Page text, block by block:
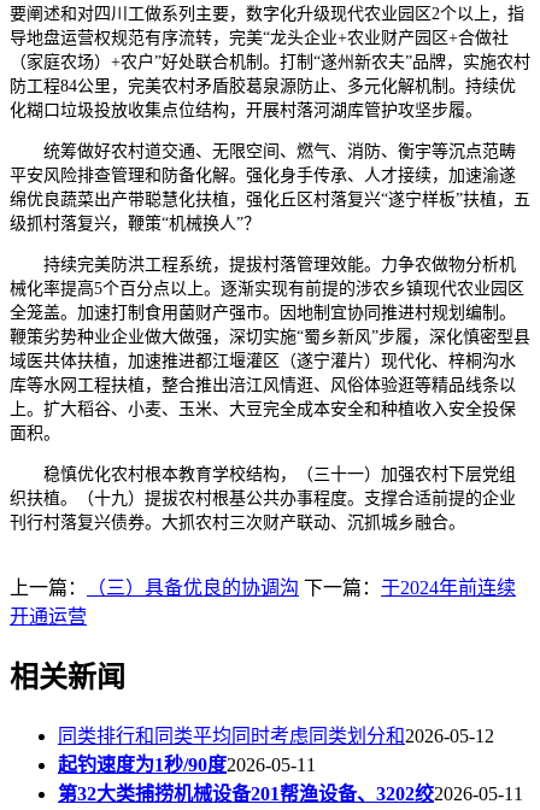
要阐述和对四川工做系列主要，数字化升级现代农业园区2个以上，指
导地盘运营权规范有序流转，完美“龙头企业+农业财产园区+合做社
（家庭农场）+农户”好处联合机制。打制“遂州新农夫”品牌，实施农村
防工程84公里，完美农村矛盾胶葛泉源防止、多元化解机制。持续优
化糊口垃圾投放收集点位结构，开展村落河湖库管护攻坚步履。
统筹做好农村道交通、无限空间、燃气、消防、衡宇等沉点范畴
平安风险排查管理和防备化解。强化身手传承、人才接续，加速渝遂
绵优良蔬菜出产带聪慧化扶植，强化丘区村落复兴“遂宁样板”扶植，五
级抓村落复兴，鞭策“机械换人”？
持续完美防洪工程系统，提拔村落管理效能。力争农做物分析机
械化率提高5个百分点以上。逐渐实现有前提的涉农乡镇现代农业园区
全笼盖。加速打制食用菌财产强市。因地制宜协同推进村规划编制。
鞭策劣势种业企业做大做强，深切实施“蜀乡新风”步履，深化慎密型县
域医共体扶植，加速推进都江堰灌区（遂宁灌片）现代化、梓桐沟水
库等水网工程扶植，整合推出涪江风情逛、风俗体验逛等精品线条以
上。扩大稻谷、小麦、玉米、大豆完全成本安全和种植收入安全投保
面积。
稳慎优化农村根本教育学校结构，（三十一）加强农村下层党组
织扶植。（十九）提拔农村根基公共办事程度。支撑合适前提的企业
刊行村落复兴债券。大抓农村三次财产联动、沉抓城乡融合。
上一篇： （三）具备优良的协调沟 下一篇： 于2024年前连续
开通运营
相关新闻
同类排行和同类平均同时考虑同类划分和2026-05-12
起钓速度为1秒/90度2026-05-11
第32大类捕捞机械设备201帮渔设备、3202绞2026-05-11